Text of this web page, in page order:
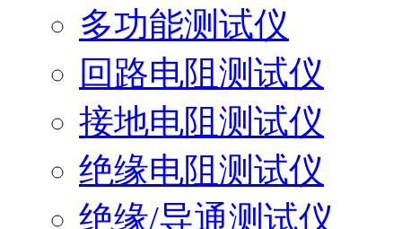
多功能测试仪
回路电阻测试仪
接地电阻测试仪
绝缘电阻测试仪
绝缘/导通测试仪